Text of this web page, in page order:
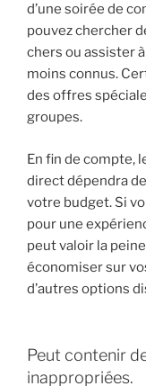
d’une soirée de
pouvez chercher
chers ou assister
moins connus.
des offres
groupes.
En fin de compte,
direct dépendra
votre budget. Si
pour une
peut valoir la
économiser sur
d’autres options
Peut contenir
inappropriées.